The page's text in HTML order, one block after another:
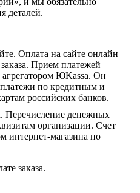
деталей.
Оплата на сайте онлайн
Прием платежей
ЮKassa. Он
платежи по кредитным и
российских банков.
Перечисление денежных
организации. Счет
интернет-магазина по
заказа.